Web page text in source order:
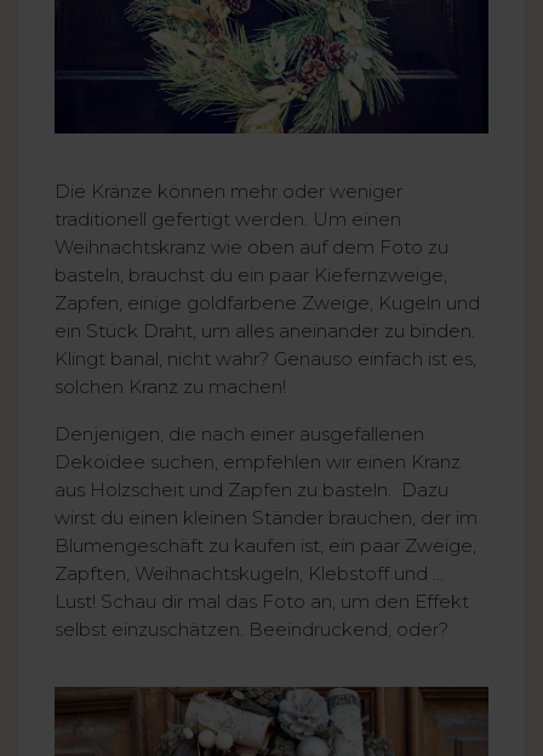
Die Kränze können mehr oder weniger
traditionell gefertigt werden. Um einen
Weihnachtskranz wie oben auf dem Foto zu
basteln, brauchst du ein paar Kiefernzweige,
Zapfen, einige goldfarbene Zweige, Kugeln und
ein Stück Draht, um alles aneinander zu binden.
Klingt banal, nicht wahr? Genauso einfach ist es,
solchen Kranz zu machen!
Denjenigen, die nach einer ausgefallenen
Dekoidee suchen, empfehlen wir einen Kranz
aus Holzscheit und Zapfen zu basteln. Dazu
wirst du einen kleinen Ständer brauchen, der im
Blumengeschäft zu kaufen ist, ein paar Zweige,
Zapften, Weihnachtskugeln, Klebstoff und ...
Lust! Schau dir mal das Foto an, um den Effekt
selbst einzuschätzen. Beeindruckend, oder?